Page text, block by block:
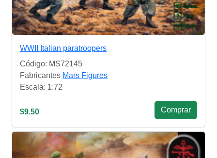
WWII Italian paratroopers
Código: MS72145
Fabricantes Mars Figures
Escala: 1:72
$9.50 Сomprar